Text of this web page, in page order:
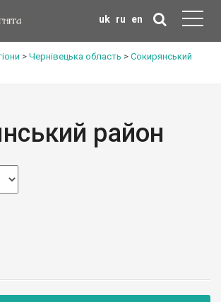
uk ru en
> Чернівецька область > Сокирянський
район